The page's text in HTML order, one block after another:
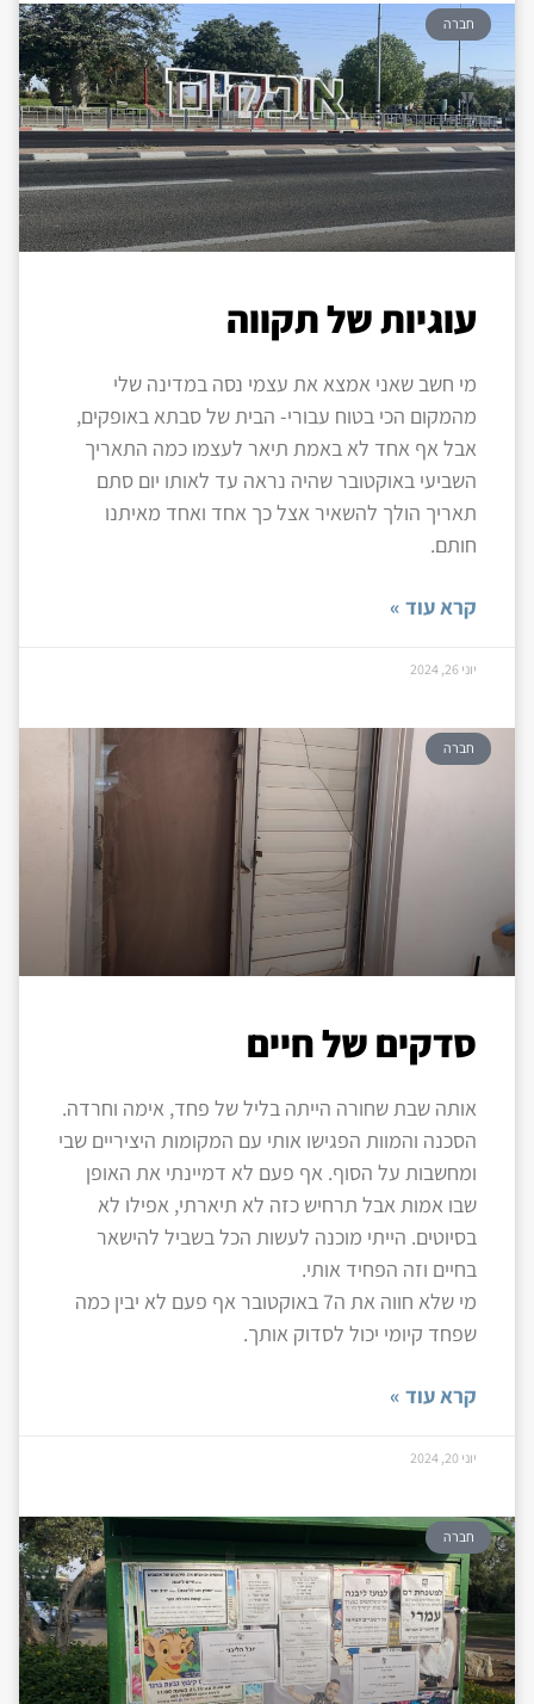
חברה
עוגיות של תקווה
מי חשב שאני אמצא את עצמי נסה במדינה שלי
מהמקום הכי בטוח עבורי- הבית של סבתא באופקים,
אבל אף אחד לא באמת תיאר לעצמו כמה התאריך
השביעי באוקטובר שהיה נראה עד לאותו יום סתם
תאריך הולך להשאיר אצל כך אחד ואחד מאיתנו
חותם.
קרא עוד »
יוני 26, 2024
חברה
סדקים של חיים
אותה שבת שחורה הייתה בליל של פחד, אימה וחרדה.
הסכנה והמוות הפגישו אותי עם המקומות היציריים שבי
ומחשבות על הסוף. אף פעם לא דמיינתי את האופן
שבו אמות אבל תרחיש כזה לא תיארתי, אפילו לא
בסיוטים. הייתי מוכנה לעשות הכל בשביל להישאר
בחיים וזה הפחיד אותי.
מי שלא חווה את ה7 באוקטובר אף פעם לא יבין כמה
שפחד קיומי יכול לסדוק אותך.
קרא עוד »
יוני 20, 2024
חברה